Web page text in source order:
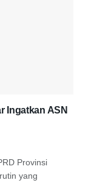
Ingatkan ASN
Provinsi
yang